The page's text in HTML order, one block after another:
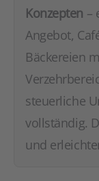
Konzepten –
Angebot,
Bäckereien
steuerliche
vollständig.
und